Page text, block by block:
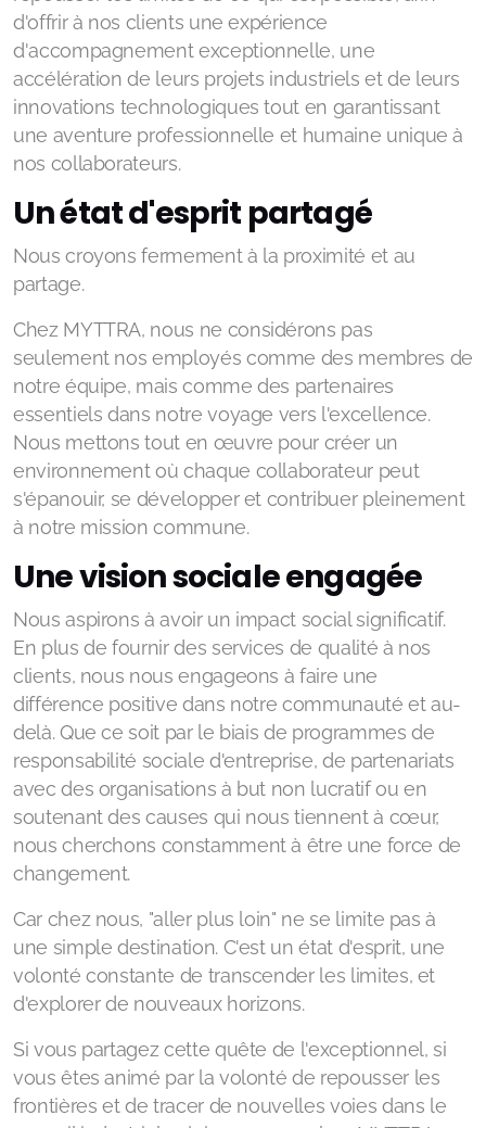
d'offrir à nos clients une expérience
d'accompagnement exceptionnelle, une
accélération de leurs projets industriels et de leurs
innovations technologiques tout en garantissant
une aventure professionnelle et humaine unique à
nos collaborateurs.
Un état d'esprit partagé
Nous croyons fermement à la proximité et au
partage.
Chez MYTTRA, nous ne considérons pas
seulement nos employés comme des membres de
notre équipe, mais comme des partenaires
essentiels dans notre voyage vers l'excellence.
Nous mettons tout en œuvre pour créer un
environnement où chaque collaborateur peut
s'épanouir, se développer et contribuer pleinement
à notre mission commune.
Une vision sociale engagée
Nous aspirons à avoir un impact social significatif.
En plus de fournir des services de qualité à nos
clients, nous nous engageons à faire une
différence positive dans notre communauté et au-
delà. Que ce soit par le biais de programmes de
responsabilité sociale d'entreprise, de partenariats
avec des organisations à but non lucratif ou en
soutenant des causes qui nous tiennent à cœur,
nous cherchons constamment à être une force de
changement.
Car chez nous, "aller plus loin" ne se limite pas à
une simple destination. C'est un état d'esprit, une
volonté constante de transcender les limites, et
d'explorer de nouveaux horizons.
Si vous partagez cette quête de l'exceptionnel, si
vous êtes animé par la volonté de repousser les
frontières et de tracer de nouvelles voies dans le